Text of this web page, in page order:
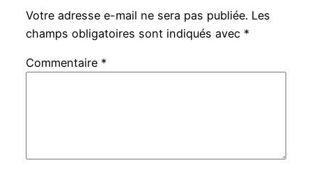
Votre adresse e-mail ne sera pas publiée. Les
champs obligatoires sont indiqués avec *
Commentaire *